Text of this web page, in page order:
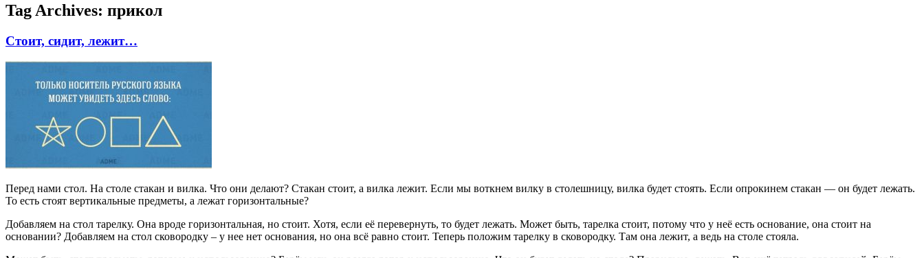
Tag Archives: прикол
Стоит, сидит, лежит…
Перед нами стол. На столе стакан и вилка. Что они делают? Стакан стоит, а вилка лежит. Если мы воткнем вилку в столешницу, вилка будет стоять. Если опрокинем стакан — он будет лежать.
То есть стоят вертикальные предметы, а лежат горизонтальные?
Добавляем на стол тарелку. Она вроде горизонтальная, но стоит. Хотя, если её перевернуть, то будет лежать. Может быть, тарелка стоит, потому что у неё есть основание, она стоит на
основании? Добавляем на стол сковородку – у нее нет основания, но она всё равно стоит. Теперь положим тарелку в сковородку. Там она лежит, а ведь на столе стояла.